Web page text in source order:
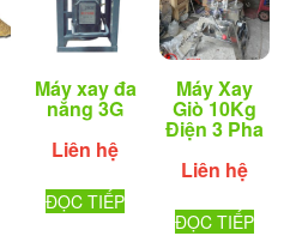
Máy xay đa
năng 3G
Liên hệ
ĐỌC TIẾP
Máy Xay
Giò 10Kg
Điện 3 Pha
Liên hệ
ĐỌC TIẾP